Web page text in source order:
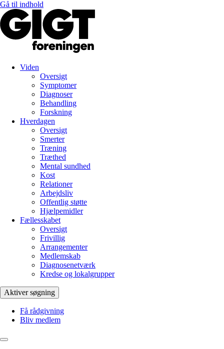
Gå til indhold
Viden
Oversigt
Symptomer
Diagnoser
Behandling
Forskning
Hverdagen
Oversigt
Smerter
Træning
Træthed
Mental sundhed
Kost
Relationer
Arbejdsliv
Offentlig støtte
Hjælpemidler
Fællesskabet
Oversigt
Frivillig
Arrangementer
Medlemskab
Diagnosenetværk
Kredse og lokalgrupper
Aktiver søgning
Få rådgivning
Bliv medlem